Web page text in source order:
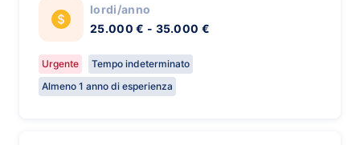
lordi/anno
25.000 € - 35.000 €
Urgente
Tempo indeterminato
Almeno 1 anno di esperienza